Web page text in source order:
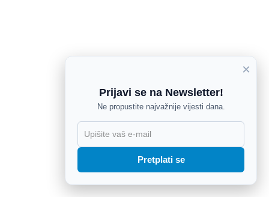
×
Prijavi se na Newsletter!
Ne propustite najvažnije vijesti dana.
Pretplati se